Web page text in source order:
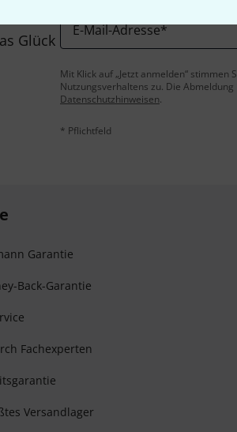
Glück
E-Mail-Adresse*
Mit Klick auf „Jetzt anmelden“
Nutzungsverhaltens zu. Die
Datenschutzhinweisen.
* Pflichtfeld
Garantie
Back-Garantie
Fachexperten
Versandlager